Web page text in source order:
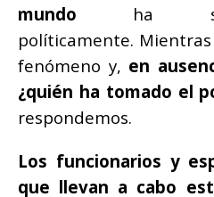
mundo ha
políticamente.
fenómeno y, en
¿quién ha tomado el
respondemos.
Los funcionarios y
que llevan a cabo